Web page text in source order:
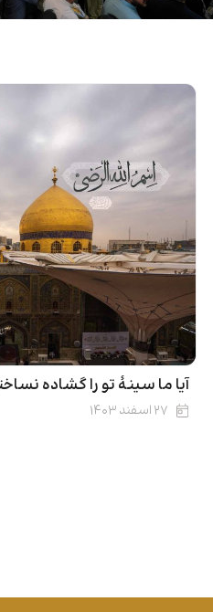
آیا ما سینۀ تو را گشاده
۲۷ اسفند ۱۴۰۳